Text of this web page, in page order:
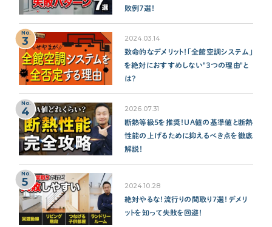
敗例７選！
No.
3 2024.03.14
致命的なデメリット！「全館空調システム」
を絶対におすすめしない"３つの理由"と
は？
No.
4 2026.07.31
断熱等級5を推奨！UA値の基準値と断熱
性能の上げるために抑えるべき点を徹底
解説！
No.
5 2024.10.28
絶対やるな！流行りの間取り7選！デメリ
ットを知って失敗を回避！